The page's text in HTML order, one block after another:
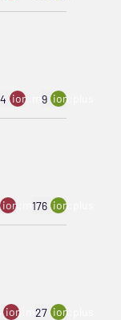
ion:minus
9 ion:plus
ion:minus
176 ion:plus
ion:minus
27 ion:plus